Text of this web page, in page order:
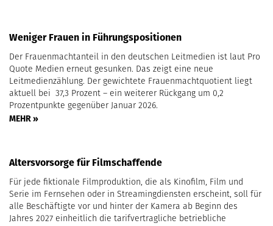
Weniger Frauen in Führungspositionen
Der Frauenmachtanteil in den deutschen Leitmedien ist laut Pro
Quote Medien erneut gesunken. Das zeigt eine neue
Leitmedienzählung. Der gewichtete Frauenmachtquotient liegt
aktuell bei 37,3 Prozent – ein weiterer Rückgang um 0,2
Prozentpunkte gegenüber Januar 2026.
MEHR »
Altersvorsorge für Filmschaffende
Für jede fiktionale Filmproduktion, die als Kinofilm, Film und
Serie im Fernsehen oder in Streamingdiensten erscheint, soll für
alle Beschäftigte vor und hinter der Kamera ab Beginn des
Jahres 2027 einheitlich die tarifvertragliche betriebliche